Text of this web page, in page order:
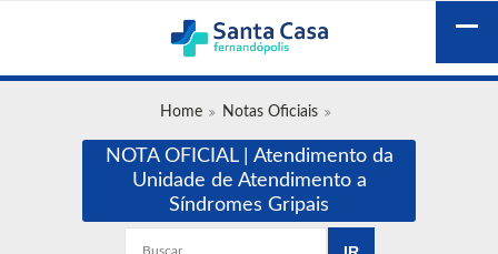
Home Notas Oficiais
NOTA OFICIAL | Atendimento da
Unidade de Atendimento a
Síndromes Gripais